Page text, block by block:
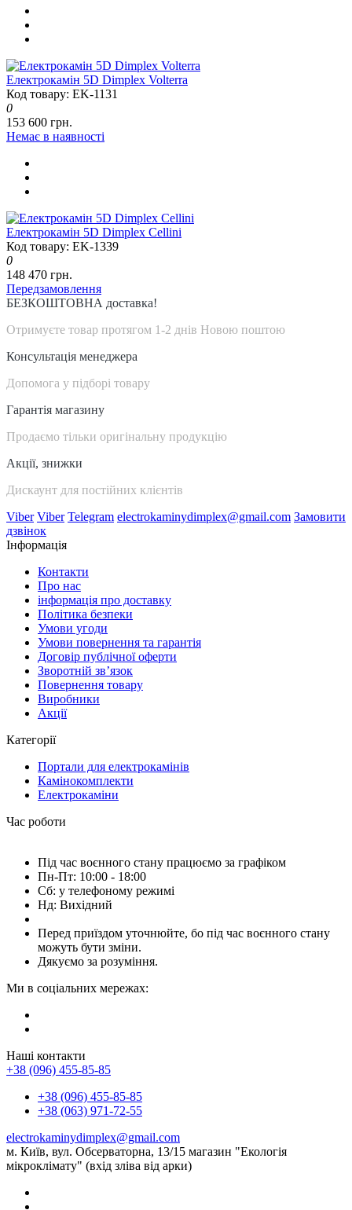
Електрокамін 5D Dimplex Volterra
Код товару: EK-1131
0
153 600 грн.
Немає в наявності
Електрокамін 5D Dimplex Cellini
Код товару: EK-1339
0
148 470 грн.
Передзамовлення
БЕЗКОШТОВНА доставка!
Отримуєте товар протягом 1-2 днів Новою поштою
Консультація менеджера
Допомога у підборі товару
Гарантія магазину
Продаємо тільки оригінальну продукцію
Акції, знижки
Дискаунт для постійних клієнтів
Viber Viber Telegram electrokaminydimplex@gmail.com Замовити
дзвінок
Інформація
Контакти
Про нас
інформація про доставку
Політика безпеки
Умови угоди
Умови повернення та гарантія
Договір публічної оферти
Зворотній зв’язок
Повернення товару
Виробники
Акції
Категорії
Портали для електрокамінів
Камінокомплекти
Електрокаміни
Час роботи
Під час воєнного стану працюємо за графіком
Пн-Пт: 10:00 - 18:00
Сб: у телефоному режимі
Нд: Вихідний
Перед приїздом уточнюйте, бо під час воєнного стану
можуть бути зміни.
Дякуємо за розуміння.
Ми в соціальних мережах:
Наші контакти
+38 (096) 455-85-85
+38 (096) 455-85-85
+38 (063) 971-72-55
electrokaminydimplex@gmail.com
м. Київ, вул. Обсерваторна, 13/15 магазин "Екологія
мікроклімату" (вхід зліва від арки)